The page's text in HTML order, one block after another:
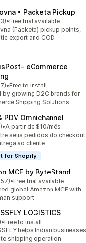
• Packeta Pickup
ดาว
รีวิว
•Free trial available
(Packeta) pickup points,
export and COD.
eCommerce
ดาว
รีวิว
•Free to install
by growing D2C brands for
Shipping Solutions
PDV Omnichannel
ดาว
รีวิว
•A partir de $10/mês
seus pedidos do checkout
ao cliente
for Shopify
MCF by ByteStand
ดาว
รีวิว
•Free trial available
global Amazon MCF with
support
LOGISTICS
ดาว
รีวิว
•Free to install
helps Indian businesses
shipping operation